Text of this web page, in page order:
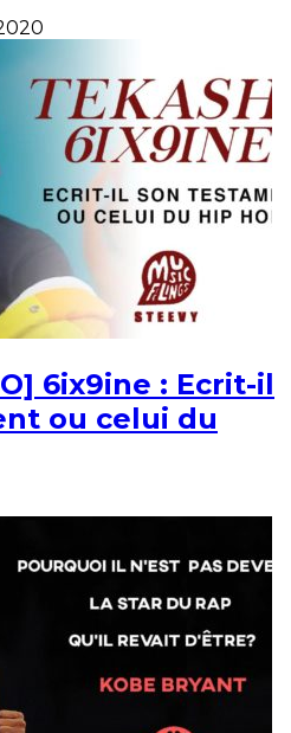
6ix9ine : Ecrit-il
ou celui du